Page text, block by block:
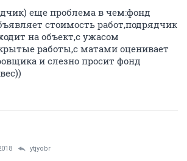
еще проблема в чем:фонд
стоимость работ,подрядчик
на объект,с ужасом
работы,с матами оценивает
и слезно просит фонд
ytjyobr